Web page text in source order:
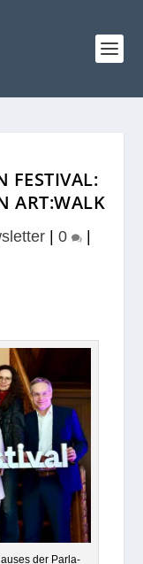
FESTIVAL:
ART:WALK
0
der Par­la­